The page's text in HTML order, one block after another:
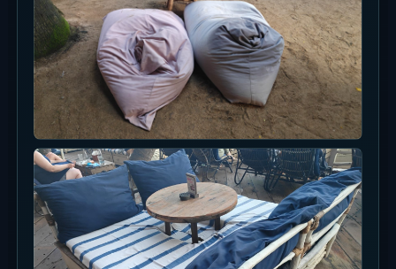
離れる時間が少なくなります。
ピザはシェアしやすい
席でゆっくり飲む日なら、ピザのように分けやすい